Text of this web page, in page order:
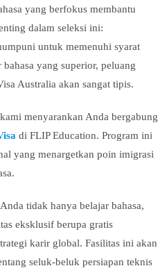
yang berfokus membantu
dalam seleksi ini:
untuk memenuhi syarat
yang superior, peluang
Australia akan sangat tipis.
menyarankan Anda bergabung
di FLIP Education. Program ini
yang menargetkan poin imigrasi
tidak hanya belajar bahasa,
eksklusif berupa gratis
karir global. Fasilitas ini akan
seluk-beluk persiapan teknis